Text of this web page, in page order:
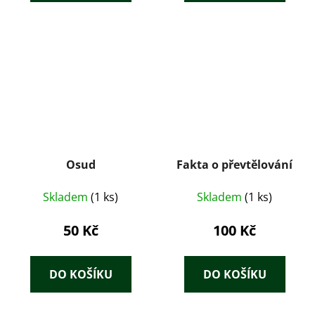
Osud
Skladem (1 ks)
50 Kč
DO KOŠÍKU
Fakta o převtělování
Skladem (1 ks)
100 Kč
DO KOŠÍKU